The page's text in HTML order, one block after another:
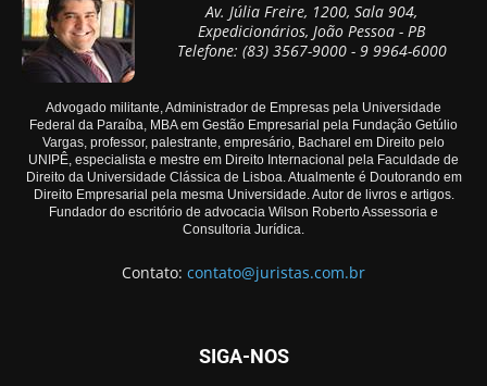
Av. Júlia Freire, 1200, Sala 904,
Expedicionários, João Pessoa - PB
Telefone: (83) 3567-9000 - 9 9964-6000
Advogado militante, Administrador de Empresas pela Universidade
Federal da Paraíba, MBA em Gestão Empresarial pela Fundação Getúlio
Vargas, professor, palestrante, empresário, Bacharel em Direito pelo
UNIPÊ, especialista e mestre em Direito Internacional pela Faculdade de
Direito da Universidade Clássica de Lisboa. Atualmente é Doutorando em
Direito Empresarial pela mesma Universidade. Autor de livros e artigos.
Fundador do escritório de advocacia Wilson Roberto Assessoria e
Consultoria Jurídica.
Contato: contato@juristas.com.br
SIGA-NOS